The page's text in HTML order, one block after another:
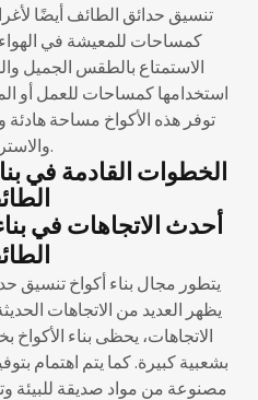
تنسيق حدائق الطائف أيضًا
كمساحات للمعيشة في
الاستمتاع بالطقس الجميل
استخدامها كمساحات للعمل أو
توفر هذه الأكواخ مساحة هادئة
والاسترخاء.
الخطوات القادمة في
أحدث الاتجاهات في
يتطور مجال بناء أكواخ تنسيق
يظهر العديد من الاتجاهات
الاتجاهات، يحظى بناء
بشعبية كبيرة. كما يتم اهتمام
مصنوعة من مواد صديقة للبيئة